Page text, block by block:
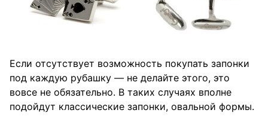
Если отсутствует возможность покупать запонки
под каждую рубашку — не делайте этого, это
вовсе не обязательно. В таких случаях вполне
подойдут классические запонки, овальной формы.